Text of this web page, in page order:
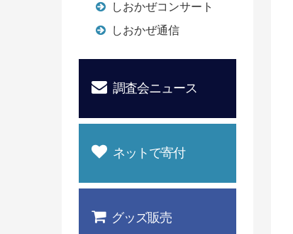
しおかぜコンサート
しおかぜ通信
調査会ニュース
ネットで寄付
グッズ販売